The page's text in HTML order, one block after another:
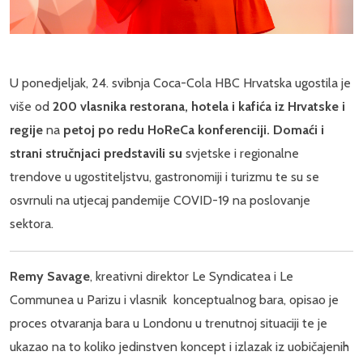
U ponedjeljak, 24. svibnja Coca-Cola HBC Hrvatska ugostila je
više od 200 vlasnika restorana, hotela i kafića iz Hrvatske i
regije na petoj po redu HoReCa konferenciji. Domaći i
strani stručnjaci predstavili su svjetske i regionalne
trendove u ugostiteljstvu, gastronomiji i turizmu te su se
osvrnuli na utjecaj pandemije COVID-19 na poslovanje
sektora.
Remy Savage, kreativni direktor Le Syndicatea i Le
Communea u Parizu i vlasnik konceptualnog bara, opisao je
proces otvaranja bara u Londonu u trenutnoj situaciji te je
ukazao na to koliko jedinstven koncept i izlazak iz uobičajenih